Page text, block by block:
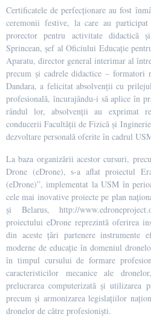
Certificatele de perfecționare au fost
ceremonii festive, la care au
prorector pentru activitate didactică
Sprincean, șef al Oficiului Educație
Aparatu, director general interimar al
precum și cadrele didactice –
Dandara, a felicitat absolvenții cu
profesională, încurajându-i să aplice în
rândul lor, absolvenții au exprimat
conducerii Facultății de Fizică și
dezvoltare personală oferite în cadrul
La baza organizării acestor cursuri,
Drone (eDrone), s-a aflat proiectul
(eDrone)”, implementat la USM în
cele mai inovative proiecte pe plan
și Belarus, http://
proiectului eDrone reprezintă oferirea
din aceste țări partenere instrumente
moderne de educație în domeniul
în timpul cursului de formare
caracteristicilor mecanice ale
prelucrarea computerizată și utilizarea
precum și armonizarea legislațiilor
dronelor de către profesioniști.